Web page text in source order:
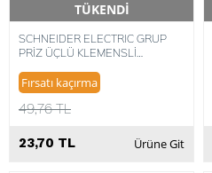
TÜKENDİ
Hızlı Teslimat
SCHNEIDER ELECTRIC GRUP
PRİZ ÜÇLÜ KLEMENSLİ
Fırsatı kaçırma
49,76 TL
23,70 TL Ürüne Git